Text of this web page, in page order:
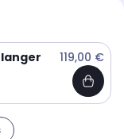
119,00 €